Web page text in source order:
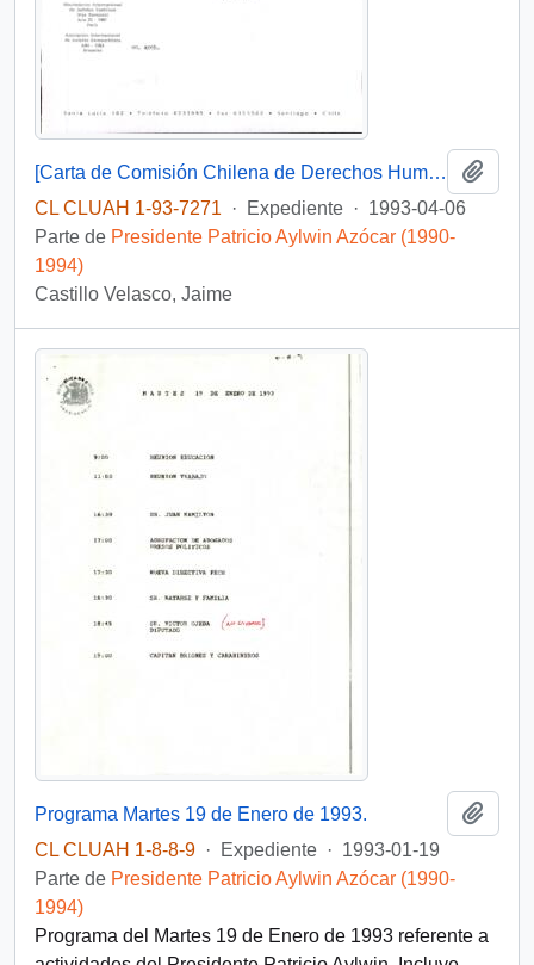
[Carta de Comisión Chilena de Derechos Humanos por solicitud de subvención]
CL CLUAH 1-93-7271
· Expediente · 1993-04-06
Parte de Presidente Patricio Aylwin Azócar (1990-
1994)
Castillo Velasco, Jaime
Programa Martes 19 de Enero de 1993.
CL CLUAH 1-8-8-9 · Expediente · 1993-01-19
Parte de Presidente Patricio Aylwin Azócar (1990-
1994)
Programa del Martes 19 de Enero de 1993 referente a